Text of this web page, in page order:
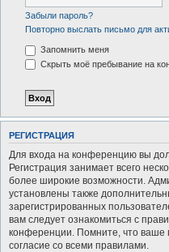
Забыли пароль?
Повторно выслать письмо для
Запомнить меня
Скрыть моё пребывание на
РЕГИСТРАЦИЯ
Для входа на конференцию вы
Регистрация занимает всего
более широкие возможности.
установлены также
зарегистрированных
вам следует ознакомиться с
конференции. Помните, что ваше
согласие со всеми правилами.